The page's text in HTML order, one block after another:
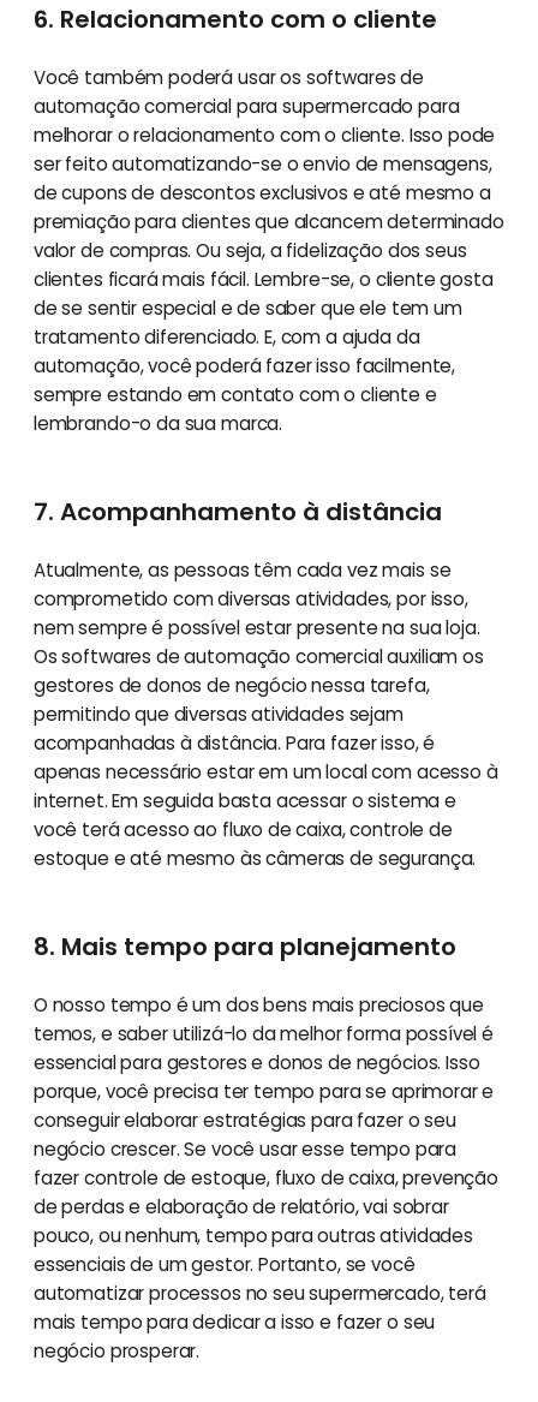
6. Relacionamento com o cliente
Você também poderá usar os softwares de
automação comercial para supermercado para
melhorar o relacionamento com o cliente. Isso pode
ser feito automatizando-se o envio de mensagens,
de cupons de descontos exclusivos e até mesmo a
premiação para clientes que alcancem determinado
valor de compras. Ou seja, a fidelização dos seus
clientes ficará mais fácil. Lembre-se, o cliente gosta
de se sentir especial e de saber que ele tem um
tratamento diferenciado. E, com a ajuda da
automação, você poderá fazer isso facilmente,
sempre estando em contato com o cliente e
lembrando-o da sua marca.
7. Acompanhamento à distância
Atualmente, as pessoas têm cada vez mais se
comprometido com diversas atividades, por isso,
nem sempre é possível estar presente na sua loja.
Os softwares de automação comercial auxiliam os
gestores de donos de negócio nessa tarefa,
permitindo que diversas atividades sejam
acompanhadas à distância. Para fazer isso, é
apenas necessário estar em um local com acesso à
internet. Em seguida basta acessar o sistema e
você terá acesso ao fluxo de caixa, controle de
estoque e até mesmo às câmeras de segurança.
8. Mais tempo para planejamento
O nosso tempo é um dos bens mais preciosos que
temos, e saber utilizá-lo da melhor forma possível é
essencial para gestores e donos de negócios. Isso
porque, você precisa ter tempo para se aprimorar e
conseguir elaborar estratégias para fazer o seu
negócio crescer. Se você usar esse tempo para
fazer controle de estoque, fluxo de caixa, prevenção
de perdas e elaboração de relatório, vai sobrar
pouco, ou nenhum, tempo para outras atividades
essenciais de um gestor. Portanto, se você
automatizar processos no seu supermercado, terá
mais tempo para dedicar a isso e fazer o seu
negócio prosperar.